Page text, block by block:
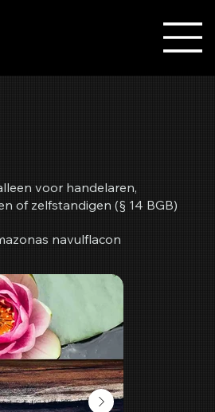
voor handelaren,
of zelfstandigen (§ 14 BGB)
navulflacon